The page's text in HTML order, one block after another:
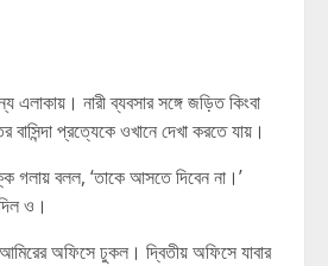
নারী ব্যবসার সঙ্গে জড়িত কিংবা
প্রত্যেকে ওখানে দেখা করতে যায়।
গলায় বলল, ‘তাকে আসতে দিবেন না।’
ও।
অফিসে ঢুকল। দ্বিতীয় অফিসে যাবার